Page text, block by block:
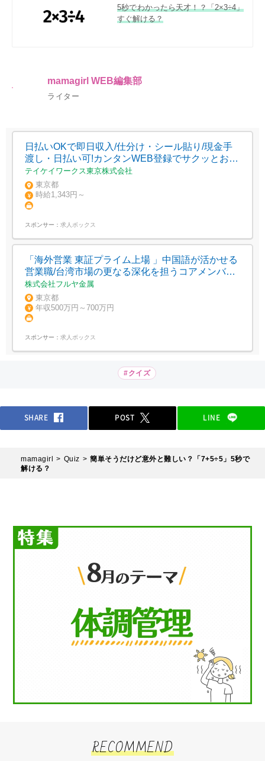
5秒でわかったら天才！？「2×3÷4」
すぐ解ける？
mamagirl WEB編集部
ライター
日払いOKで即日収入/仕分け・シール貼り/現金手
渡し・日払い可!カンタンWEB登録でサクッとお小
遣い稼ぎ/東京都/多摩市
テイケイワークス東京株式会社
東京都
時給1,343円～
スポンサー： 求人ボックス
「海外営業 東証プライム上場 」中国語が活かせる
営業職/台湾市場の更なる深化を担うコアメンバー/
年休125日/年収600万～780万円/世界シェアトップ
クラス製品を扱うグローバル営業
株式会社フルヤ金属
東京都
年収500万円～700万円
スポンサー： 求人ボックス
#クイズ
SHARE POST LINE
mamagirl Quiz
簡単そうだけど意外と難しい？「7+5÷5」5秒で
解ける？
RECOMMEND